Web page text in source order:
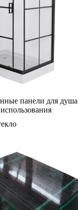
панели для душа